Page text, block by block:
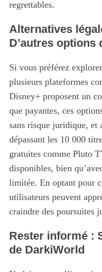
regrettables.
Alternatives
D’autres options
Si vous préférez
plusieurs plateformes
Disney+ proposent un
que payantes, ces
sans risque juridique, et
dépassant les 10 000
gratuites comme Pluto
disponibles, bien
limitée. En optant pour
utilisateurs peuvent
craindre des poursuites
Rester informé :
de DarkiWorld